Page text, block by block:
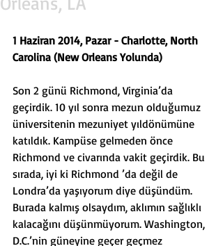
1 Haziran 2014, Pazar - Charlotte, North
Carolina (New Orleans Yolunda)
Son 2 günü Richmond, Virginia’da
geçirdik. 10 yıl sonra mezun olduğumuz
üniversitenin mezuniyet yıldönümüne
katıldık. Kampüse gelmeden önce
Richmond ve civarında vakit geçirdik. Bu
sırada, iyi ki Richmond ’da değil de
Londra’da yaşıyorum diye düşündüm.
Burada kalmış olsaydım, aklımın sağlıklı
kalacağını düşünmüyorum. Washington,
D.C.’nin güneyine geçer geçmez